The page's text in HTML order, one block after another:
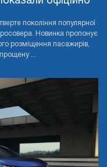
покоління популярної
Новинка пропонує
розміщення пасажирів,
...